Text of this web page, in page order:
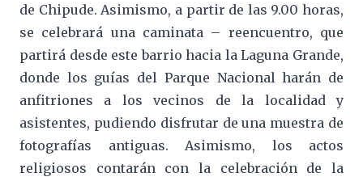
de Chipude. Asimismo, a partir de las 9.00 horas,
se celebrará una caminata – reencuentro, que
partirá desde este barrio hacia la Laguna Grande,
donde los guías del Parque Nacional harán de
anfitriones a los vecinos de la localidad y
asistentes, pudiendo disfrutar de una muestra de
fotografías antiguas. Asimismo, los actos
religiosos contarán con la celebración de la